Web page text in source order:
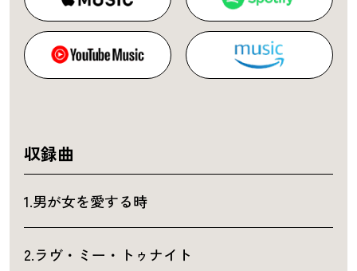
収録曲
1.男が女を愛する時
2.ラヴ・ミー・トゥナイト